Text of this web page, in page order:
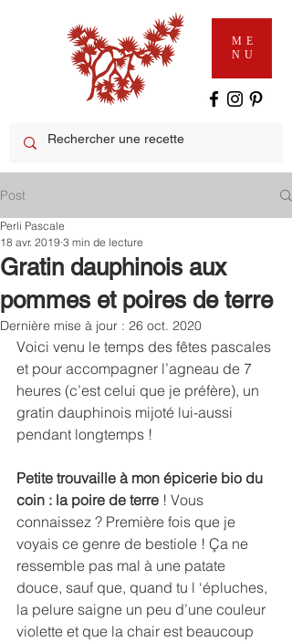
ME
NU
Post
Gratin dauphinois aux
pommes et poires de terre
Perli Pascale
18 avr. 2019 3 min de lecture
Dernière mise à jour : 26 oct. 2020
Voici venu le temps des fêtes pascales
et pour accompagner l’agneau de 7
heures (c’est celui que je préfère), un
gratin dauphinois mijoté lui-aussi
pendant longtemps !
Petite trouvaille à mon épicerie bio du
coin : la poire de terre ! Vous
connaissez ? Première fois que je
voyais ce genre de bestiole ! Ça ne
ressemble pas mal à une patate
douce, sauf que, quand tu l ‘épluches,
la pelure saigne un peu d’une couleur
violette et que la chair est beaucoup